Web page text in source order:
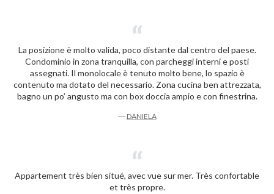
La posizione è molto valida, poco distante dal centro del paese.
Condominio in zona tranquilla, con parcheggi interni e posti
assegnati. Il monolocale è tenuto molto bene, lo spazio è
contenuto ma dotato del necessario. Zona cucina ben attrezzata,
bagno un po’ angusto ma con box doccia ampio e con finestrina.
― DANIELA
Appartement très bien situé, avec vue sur mer. Très confortable
et très propre.